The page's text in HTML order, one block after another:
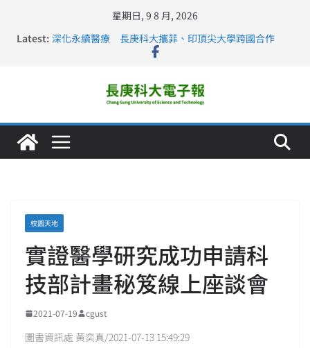
星期日, 9 8 月, 2026
Latest: 深化永續醫療 長庚科大攜菲、印頂尖大學跨國合作
長庚科大訪凱瑟醫療集團、美容學校收穫豐
仁德醫專與長庚科大締結策略聯盟 培育護理尖兵
長庚科大連四年穩居《遠見》醫學大學第5名 辦學實力再
校園天地
實證醫學研究成功申請科
技部計畫秘笈線上座談會
2021-07-19 cgust
圖書資訊處 黃奕真/2021-07-13 15:49:29